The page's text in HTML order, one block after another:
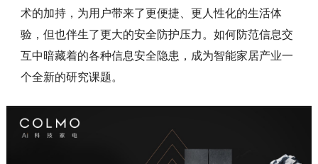
术的加持，为用户带来了更便捷、更人性化的生活体
验，但也伴生了更大的安全防护压力。如何防范信息交
互中暗藏着的各种信息安全隐患，成为智能家居产业一
个全新的研究课题。